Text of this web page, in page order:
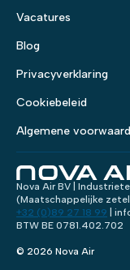
Vacatures
Blog
Privacyverklaring
Cookiebeleid
Algemene
© 2026 Nova Air
+32 (0)89 27 18 99 |
BTW BE 0781.402.702
Nova Air BV |
(Maatschappelijke